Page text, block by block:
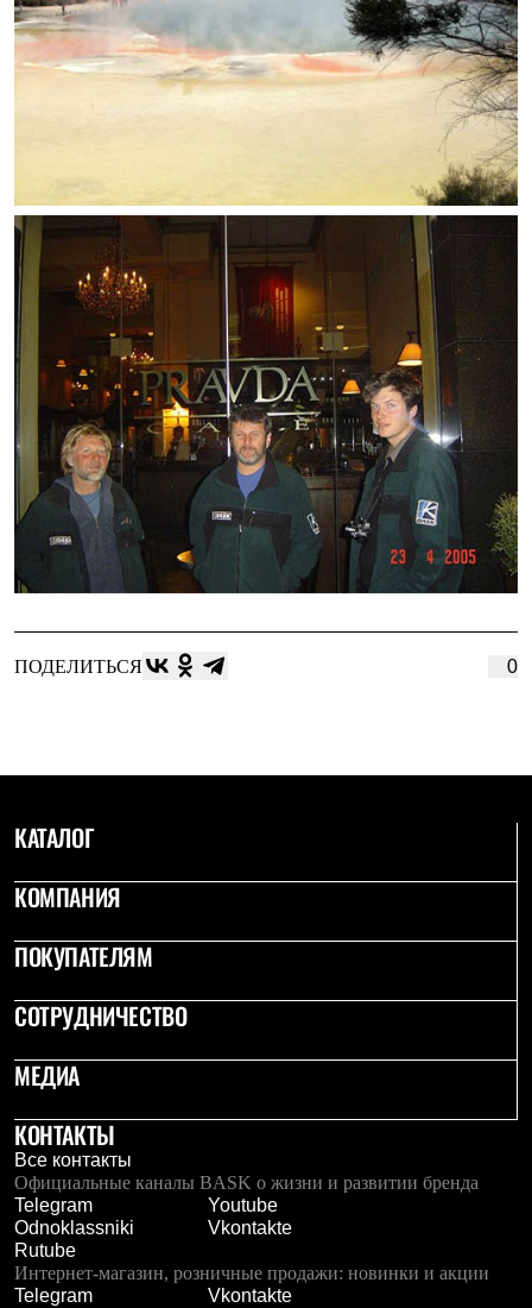
ПОДЕЛИТЬСЯ 0
КАТАЛОГ
КОМПАНИЯ
ПОКУПАТЕЛЯМ
СОТРУДНИЧЕСТВО
МЕДИА
КОНТАКТЫ
Все контакты
Официальные каналы BASK о жизни и развитии бренда
Telegram
Youtube
Odnoklassniki
Vkontakte
Rutube
Интернет-магазин, розничные продажи: новинки и акции
Telegram
Vkontakte